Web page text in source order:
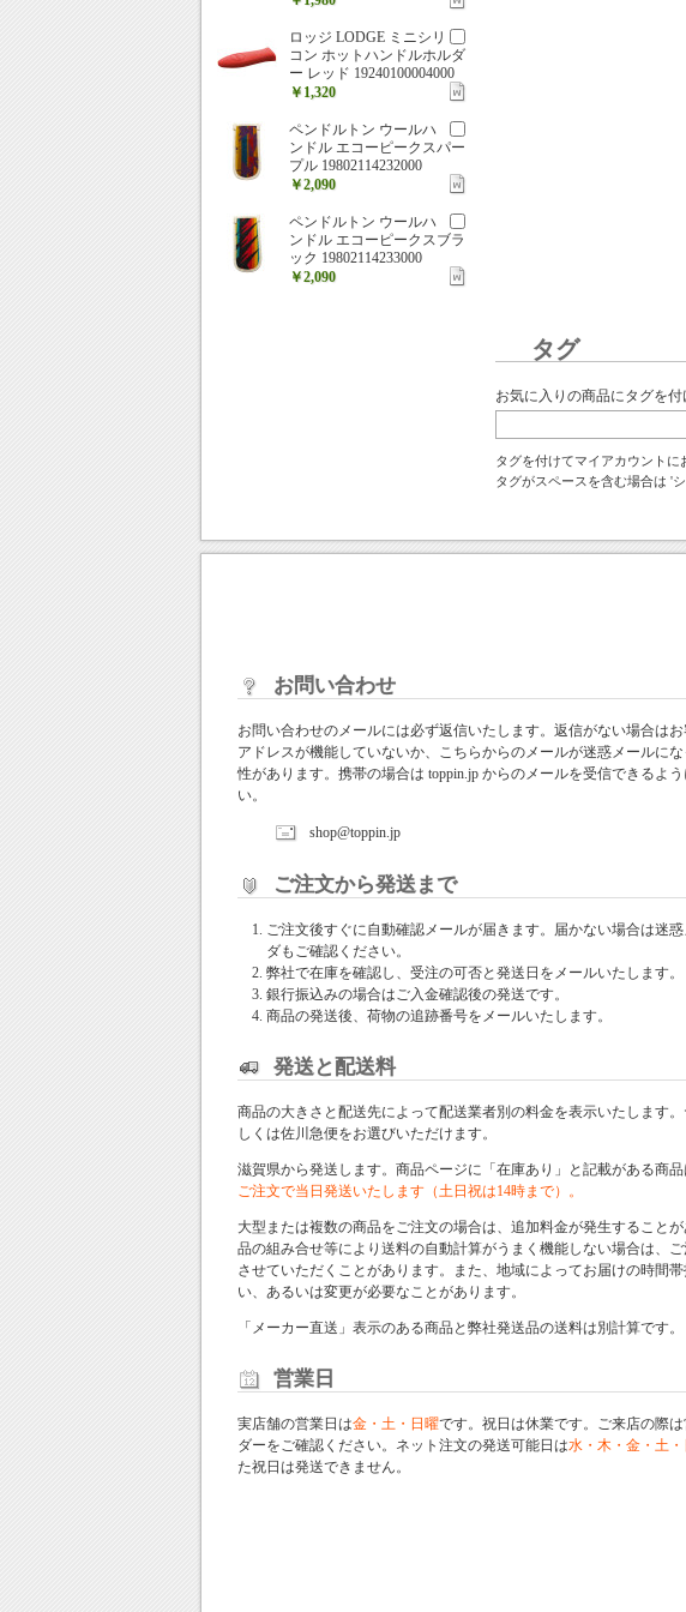
タグ
お気に入りの商品にタグを付
タグを付けてマイアカウントに
タグがスペースを含む場合は '
ロッジ LODGE ミニシリ
コン ホットハンドルホルダ
ー レッド 19240100004000
￥1,320
ペンドルトン ウールハ
ンドル エコーピークスパー
プル 19802114232000
￥2,090
ペンドルトン ウールハ
ンドル エコーピークスブラ
ック 19802114233000
￥2,090
お問い合わせ
お問い合わせのメールには必ず返信いたします。返信がない場合は
アドレスが機能していないか、こちらからのメールが迷惑メールに
性があります。携帯の場合は toppin.jp からのメールを受信できるよ
い。
shop@toppin.jp
ご注文から発送まで
ご注文後すぐに自動確認メールが届きます。届かない場合は迷
ダもご確認ください。
弊社で在庫を確認し、受注の可否と発送日をメールいたします。
銀行振込みの場合はご入金確認後の発送です。
商品の発送後、荷物の追跡番号をメールいたします。
発送と配送料
商品の大きさと配送先によって配送業者別の料金を表示いたします。
しくは佐川急便をお選びいただけます。
滋賀県から発送します。商品ページに「在庫あり」と記載がある商品
ご注文で当日発送いたします（土日祝は14時まで）。
大型または複数の商品をご注文の場合は、追加料金が発生すること
品の組み合せ等により送料の自動計算がうまく機能しない場合は、
させていただくことがあります。また、地域によってお届けの時間
い、あるいは変更が必要なことがあります。
「メーカー直送」表示のある商品と弊社発送品の送料は別計算です。
営業日
実店舗の営業日は金・土・日曜です。祝日は休業です。ご来店の際は
ダーをご確認ください。ネット注文の発送可能日は水・木・金・土
た祝日は発送できません。